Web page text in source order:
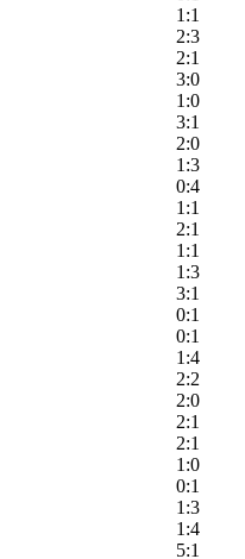
1:1
2:3
2:1
3:0
1:0
3:1
2:0
1:3
0:4
1:1
2:1
1:1
1:3
3:1
0:1
0:1
1:4
2:2
2:0
2:1
2:1
1:0
0:1
1:3
1:4
5:1